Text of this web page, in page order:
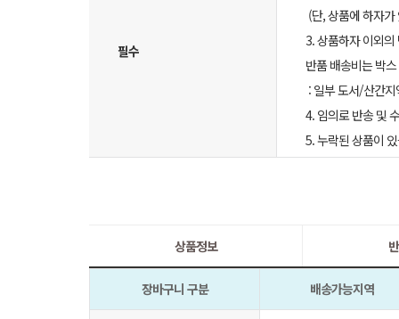
필수
(단, 상품에 하자
3. 상품하자 이외
반품 배송비는 박
: 일부 도서/산간
4. 임의로 반송 및
5. 누락된 상품이
상품정보
장바구니 구분 배송가능지역